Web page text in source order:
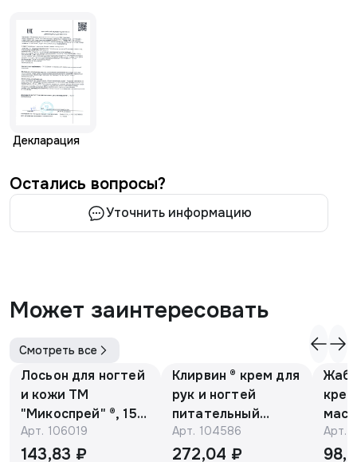
Декларация
Остались вопросы?
Уточнить информацию
Может заинтересовать
Смотреть все
Лосьон для ногтей
и кожи ТМ
"Микоспрей" ®, 15
мл
Арт. 106019
143,83 ₽
Клирвин ® крем для
рук и ногтей
питательный
против
гиперпигментации
Арт. 104586
272,04 ₽
Арт.